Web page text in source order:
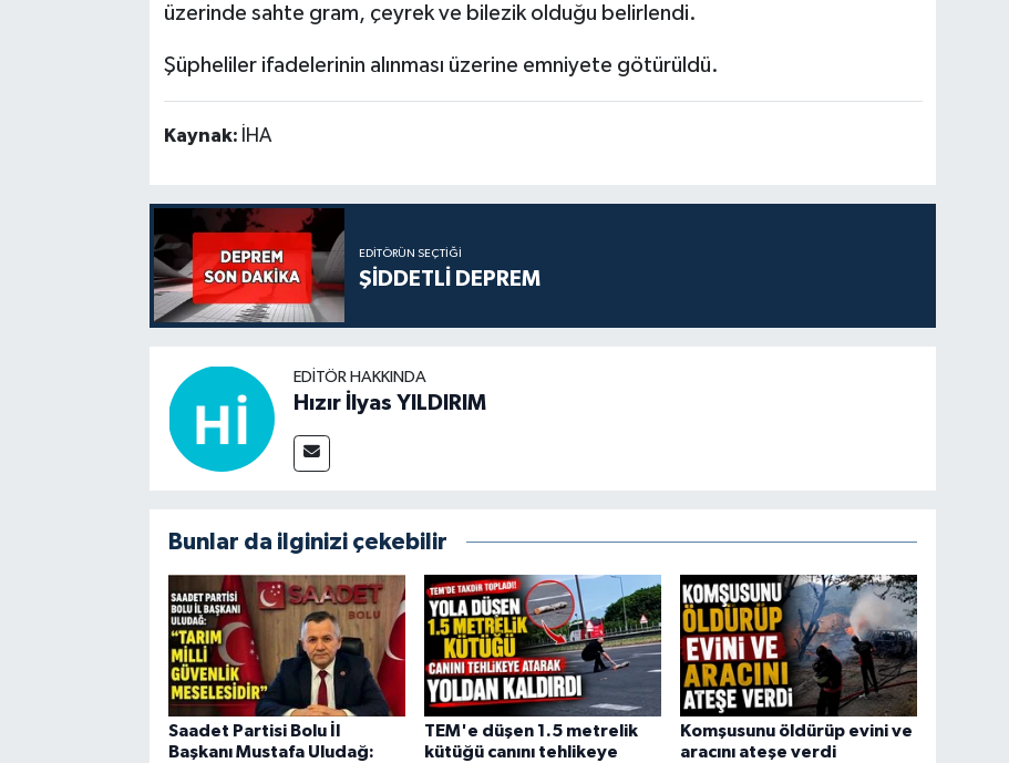
üzerinde sahte gram, çeyrek ve bilezik olduğu belirlendi.
Şüpheliler ifadelerinin alınması üzerine emniyete götürüldü.
Kaynak: İHA
EDITÖRÜN SEÇTIĞI
ŞİDDETLİ DEPREM
EDITÖR HAKKINDA
Hızır İlyas YILDIRIM
Bunlar da ilginizi çekebilir
Saadet Partisi Bolu İl
Başkanı Mustafa Uludağ:
TEM'e düşen 1.5 metrelik
kütüğü canını tehlikeye
Komşusunu öldürüp evini ve
aracını ateşe verdi